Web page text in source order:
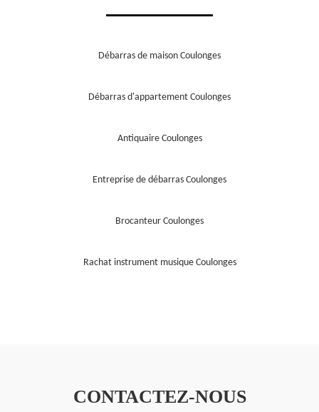
Débarras de maison Coulonges
Débarras d'appartement Coulonges
Antiquaire Coulonges
Entreprise de débarras Coulonges
Brocanteur Coulonges
Rachat instrument musique Coulonges
CONTACTEZ-NOUS